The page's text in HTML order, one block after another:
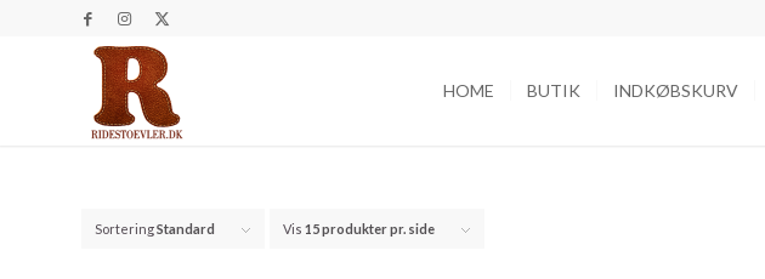
HOME BUTIK INDKØBSKURV
SorteringStandard Vis 15 produkter pr. side